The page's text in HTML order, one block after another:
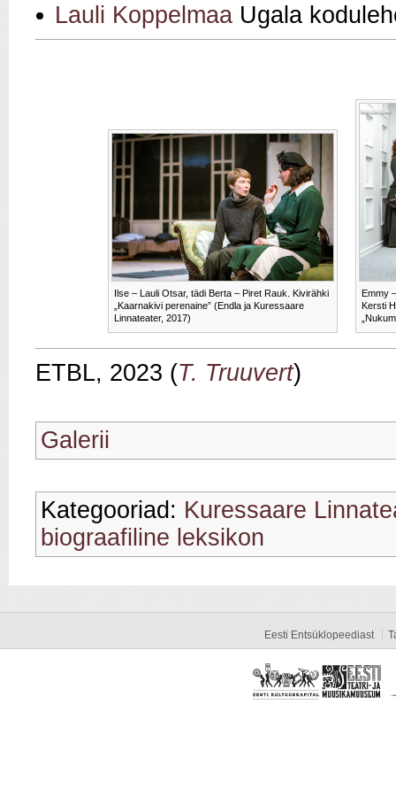
Lauli Koppelmaa Ugala
Ilse – Lauli Otsar, tädi Berta – Piret Rauk. Kivirähki
„Kaarnakivi perenaine” (Endla ja Kuressaare
Linnateater, 2017)
Emmy
Kersti
ETBL, 2023 (T. Truuvert)
Galerii
Kategooriad: Kuressaare
biograafiline leksikon
Eesti Entsüklopeediast